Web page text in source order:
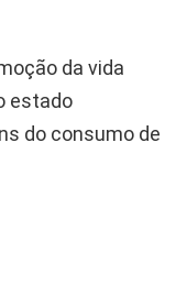
da vida
estado
do consumo de